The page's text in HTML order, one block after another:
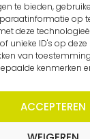
te bieden,
op
deze
unieke ID's op deze
van
kenmerken
ACCEPTEREN